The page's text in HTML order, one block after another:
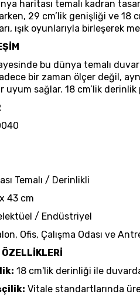
haritası temalı kadran
29 cm’lik genişliği ve
ışık oyunlarıyla birleşerek
bu dünya temalı
bir zaman ölçer değil,
sağlar. 18 cm’lik derinlik
Temalı / Derinlikli
43 cm
/ Endüstriyel
Ofis, Çalışma Odası ve
ÖZELLİKLERİ
18 cm'lik derinliği ile
Vitale standartlarında